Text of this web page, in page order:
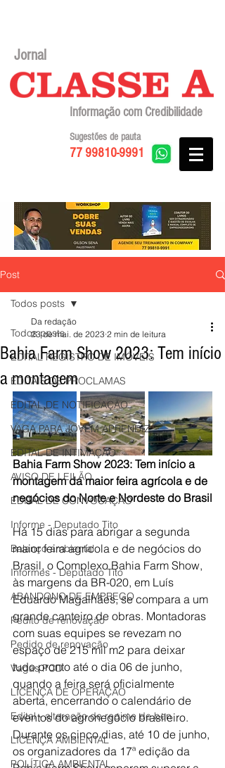
Jornal
Informação com Credibilidade
77 99810-9991
Sugestões de pauta
Post
Todos posts
EDITAL REGISTRO DE IMÓVEIS
EDITAIS DE PROCLAMAS
EDITAL DE NOTIFICAÇÃO
VAGA PARA JOVEM APRENDIZ
EDITAL DE INTIMAÇÃO
AVISO DE LEILÃO
EDITAL DE CONVOCAÇÃO
Informe - Deputado Tito
Balanço ambiental
Informes - Deputado Tito
ABANDONO DE EMPREGO
Pedito de renovação
Pedido de renovação
Vagas PCD
LICENÇA DE OPERAÇÃO
Edital - alteração de regime de ben
LICENÇA AMBIENTAL
POLÍTICA AMBIENTAL
Todos posts
Bahia Farm Show 2023: Tem início
a montagem
Da redação
23 de mai. de 2023 2 min de leitura
Bahia Farm Show 2023: Tem início a
montagem da maior feira agrícola e de
negócios do Norte e Nordeste do Brasil
Há 15 dias para abrigar a segunda
maior feira agrícola e de negócios do
Brasil, o Complexo Bahia Farm Show,
às margens da BR-020, em Luís
Eduardo Magalhães, se compara a um
grande canteiro de obras. Montadoras
com suas equipes se revezam no
espaço de 215 mil m2 para deixar
tudo pronto até o dia 06 de junho,
quando a feira será oficialmente
aberta, encerrando o calendário de
eventos do agronegócio brasileiro.
Durante os cinco dias, até 10 de junho,
os organizadores da 17ª edição da